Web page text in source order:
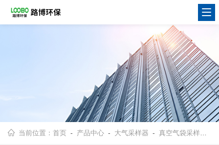
当前位置：首页 - 产品中心 - 大气采样器 -真空气袋采样器